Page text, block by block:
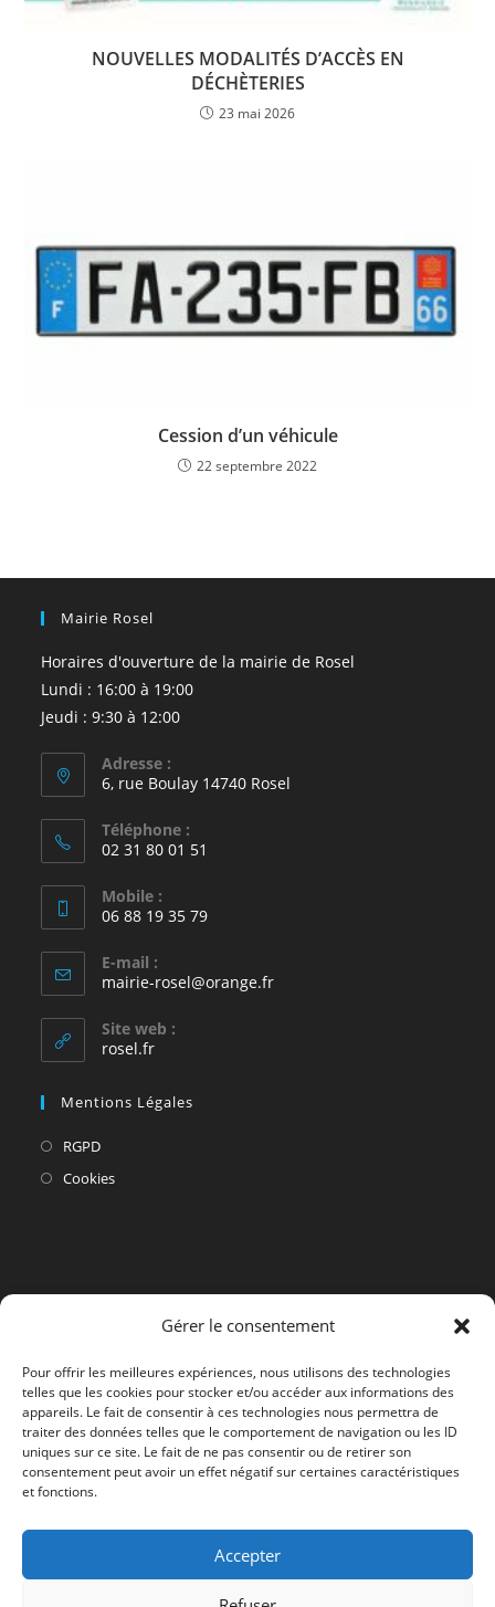
Gérer le consentement
Pour offrir les meilleures expériences, nous utilisons des technologies
telles que les cookies pour stocker et/ou accéder aux informations des
appareils. Le fait de consentir à ces technologies nous permettra de
traiter des données telles que le comportement de navigation ou les ID
uniques sur ce site. Le fait de ne pas consentir ou de retirer son
consentement peut avoir un effet négatif sur certaines caractéristiques
et fonctions.
Accepter
NOUVELLES MODALITÉS D’ACCÈS EN
DÉCHÈTERIES
23 mai 2026
Cession d’un véhicule
22 septembre 2022
Mairie Rosel
Horaires d'ouverture de la mairie de Rosel
Lundi : 16:00 à 19:00
Jeudi : 9:30 à 12:00
Adresse :
6, rue Boulay 14740 Rosel
Téléphone :
02 31 80 01 51
Mobile :
06 88 19 35 79
E-mail :
mairie-rosel@orange.frS’ouvre
Site web :
rosel.fr
Mentions Légales
RGPDS’ouvre
dans
CookiesS’ouvre